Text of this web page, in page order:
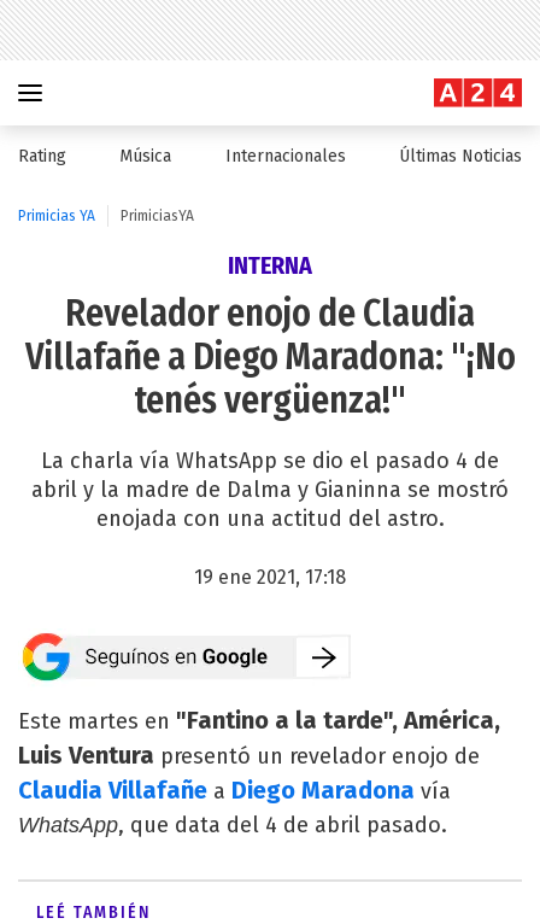
Rating Música Internacionales Últimas Noticias
Primicias YA PrimiciasYA
INTERNA
Revelador enojo de Claudia
Villafañe a Diego Maradona: "¡No
tenés vergüenza!"
La charla vía WhatsApp se dio el pasado 4 de
abril y la madre de Dalma y Gianinna se mostró
enojada con una actitud del astro.
19 ene 2021, 17:18
Este martes en "Fantino a la tarde", América,
Luis Ventura presentó un revelador enojo de
Claudia Villafañe a Diego Maradona vía
WhatsApp, que data del 4 de abril pasado.
LEÉ TAMBIÉN